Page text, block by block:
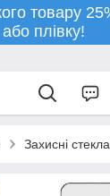
товару
або плівку!
Захисні стекла